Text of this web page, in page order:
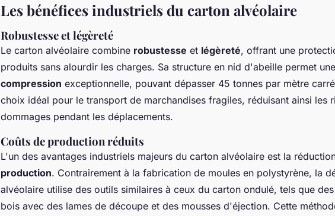
Les bénéfices industriels du carton alvéolaire
Robustesse et légèreté
Le carton alvéolaire combine robustesse et légèreté, offrant une
produits sans alourdir les charges. Sa structure en nid d'abeille permet une
compression exceptionnelle, pouvant dépasser 45 tonnes par mètre
choix idéal pour le transport de marchandises fragiles, réduisant ainsi les
dommages pendant les déplacements.
Coûts de production réduits
L'un des avantages industriels majeurs du carton alvéolaire est la
production. Contrairement à la fabrication de moules en polystyrène, la
alvéolaire utilise des outils similaires à ceux du carton ondulé, tels que
bois avec des lames de découpe et des mousses d'éjection. Cette